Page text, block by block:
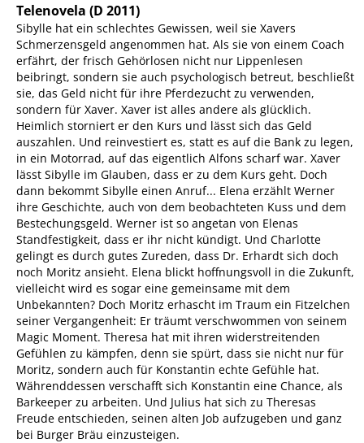
Telenovela (D 2011)
Sibylle hat ein schlechtes Gewissen, weil sie Xavers
Schmerzensgeld angenommen hat. Als sie von einem Coach
erfährt, der frisch Gehörlosen nicht nur Lippenlesen
beibringt, sondern sie auch psychologisch betreut, beschließt
sie, das Geld nicht für ihre Pferdezucht zu verwenden,
sondern für Xaver. Xaver ist alles andere als glücklich.
Heimlich storniert er den Kurs und lässt sich das Geld
auszahlen. Und reinvestiert es, statt es auf die Bank zu legen,
in ein Motorrad, auf das eigentlich Alfons scharf war. Xaver
lässt Sibylle im Glauben, dass er zu dem Kurs geht. Doch
dann bekommt Sibylle einen Anruf... Elena erzählt Werner
ihre Geschichte, auch von dem beobachteten Kuss und dem
Bestechungsgeld. Werner ist so angetan von Elenas
Standfestigkeit, dass er ihr nicht kündigt. Und Charlotte
gelingt es durch gutes Zureden, dass Dr. Erhardt sich doch
noch Moritz ansieht. Elena blickt hoffnungsvoll in die Zukunft,
vielleicht wird es sogar eine gemeinsame mit dem
Unbekannten? Doch Moritz erhascht im Traum ein Fitzelchen
seiner Vergangenheit: Er träumt verschwommen von seinem
Magic Moment. Theresa hat mit ihren widerstreitenden
Gefühlen zu kämpfen, denn sie spürt, dass sie nicht nur für
Moritz, sondern auch für Konstantin echte Gefühle hat.
Währenddessen verschafft sich Konstantin eine Chance, als
Barkeeper zu arbeiten. Und Julius hat sich zu Theresas
Freude entschieden, seinen alten Job aufzugeben und ganz
bei Burger Bräu einzusteigen.